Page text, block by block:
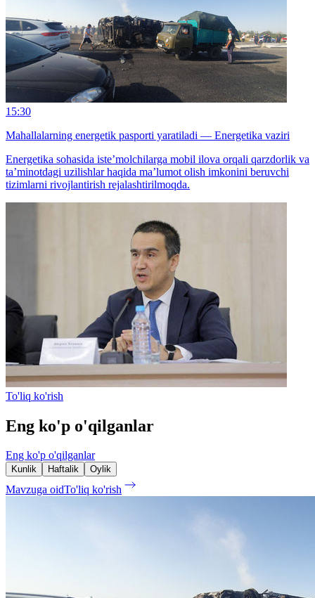
15:30
Mahallalarning energetik pasporti yaratiladi — Energetika vaziri
Energetika sohasida iste’molchilarga mobil ilova orqali qarzdorlik va
ta’minotdagi uzilishlar haqida ma’lumot olish imkonini beruvchi
tizimlarni rivojlantirish rejalashtirilmoqda.
To'liq ko'rish
Eng ko'p o'qilganlar
Eng ko'p o'qilganlar
Kunlik Haftalik Oylik
Mavzuga oidTo'liq ko'rish